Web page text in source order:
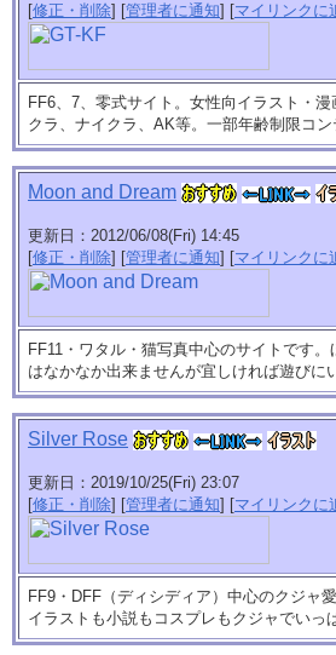
[修正・削除] [管理者に通知] [マイリンクに
FF6、7、零式サイト。女性向イラスト・
クラ、ナイクラ、AK等。一部年齢制限コン
Moon and Dream
更新日：2012/06/08(Fri) 14:45
[修正・削除] [管理者に通知] [マイリンクに
FF11・ワタル・猫写真中心のサイトです
はなかなか出来ませんが宜しければ遊びに
Silver Rose
更新日：2019/10/25(Fri) 23:07
[修正・削除] [管理者に通知] [マイリンクに
FF9・DFF（ディシディア）中心のクジャ愛
イラストも小説もコスプレもクジャでいっ